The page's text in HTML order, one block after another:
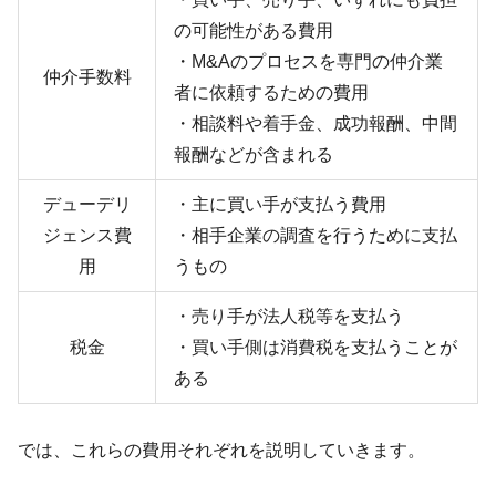
仲介手数料
の可能性がある費用
・ M&Aのプロセスを専門の仲介業
者に依頼するための費用
・相談料や着手金、成功報酬、中間
報酬などが含まれる
デューデリ
ジェンス費
用
・主に買い手が支払う費用
・相手企業の調査を行うために支払
うもの
税金
・売り手が法人税等を支払う
・買い手側は消費税を支払うことが
ある
では、これらの費用それぞれを説明していきます。